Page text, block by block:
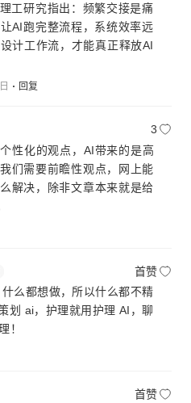
工研究指出：频繁交接是痛
AI跑完整流程，系统效率远
计工作流，才能真正释放AI
回复
3
性化的观点，AI带来的是高
们需要前瞻性观点，网上能
解决，除非文章本来就是给
首赞
么都想做，所以什么都不精
划 ai，护理就用护理 AI，聊
！
首赞